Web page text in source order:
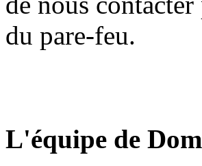
du pare-feu.
L'équipe de